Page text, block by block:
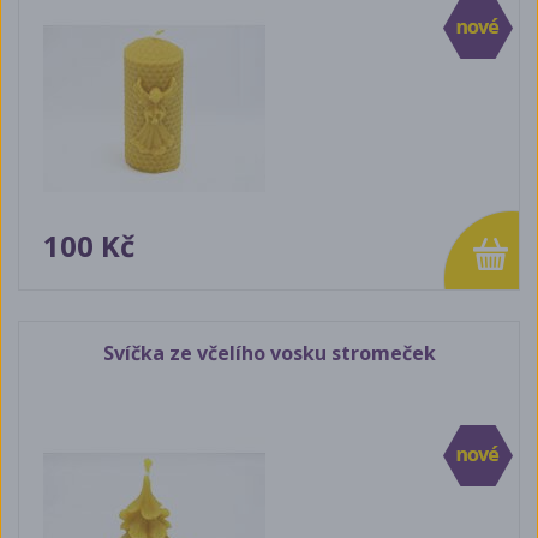
100 Kč
Svíčka ze včelího vosku stromeček